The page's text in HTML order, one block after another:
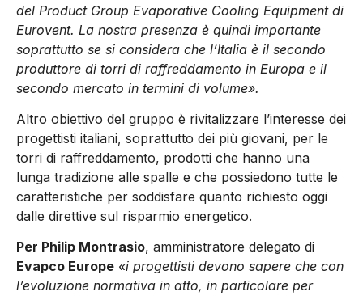
del Product Group Evaporative Cooling Equipment di
Eurovent. La nostra presenza è quindi importante
soprattutto se si considera che l’Italia è il secondo
produttore di torri di raffreddamento in Europa e il
secondo mercato in termini di volume».
Altro obiettivo del gruppo è rivitalizzare l’interesse dei
progettisti italiani, soprattutto dei più giovani, per le
torri di raffreddamento, prodotti che hanno una
lunga tradizione alle spalle e che possiedono tutte le
caratteristiche per soddisfare quanto richiesto oggi
dalle direttive sul risparmio energetico.
Per Philip Montrasio, amministratore delegato di
Evapco Europe «i progettisti devono sapere che con
l’evoluzione normativa in atto, in particolare per